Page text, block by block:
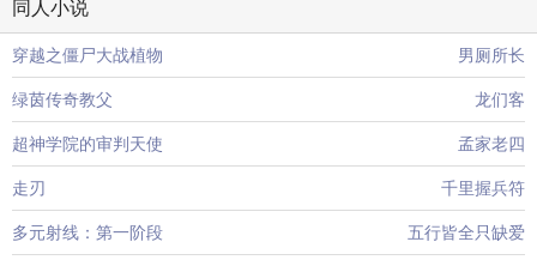
同人小说
穿越之僵尸大战植物 男厕所长
绿茵传奇教父 龙们客
超神学院的审判天使 孟家老四
走刃 千里握兵符
多元射线：第一阶段 五行皆全只缺爱